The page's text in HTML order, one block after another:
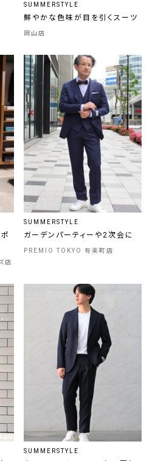
SUMMERSTYLE
鮮やかな色味が目を引くスーツ
岡山店
店
SUMMERSTYLE
ガーデンパーティーや2次会に
PREMIO TOKYO 有楽町店
SUMMERSTYLE